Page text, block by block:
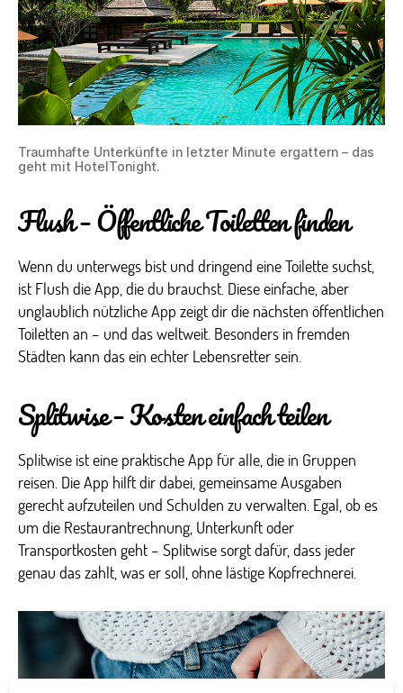
Traumhafte Unterkünfte in letzter Minute ergattern – das
geht mit HotelTonight.
Flush – Öffentliche Toiletten finden
Wenn du unterwegs bist und dringend eine Toilette suchst,
ist Flush die App, die du brauchst. Diese einfache, aber
unglaublich nützliche App zeigt dir die nächsten öffentlichen
Toiletten an – und das weltweit. Besonders in fremden
Städten kann das ein echter Lebensretter sein.
Splitwise – Kosten einfach teilen
Splitwise ist eine praktische App für alle, die in Gruppen
reisen. Die App hilft dir dabei, gemeinsame Ausgaben
gerecht aufzuteilen und Schulden zu verwalten. Egal, ob es
um die Restaurantrechnung, Unterkunft oder
Transportkosten geht – Splitwise sorgt dafür, dass jeder
genau das zahlt, was er soll, ohne lästige Kopfrechnerei.